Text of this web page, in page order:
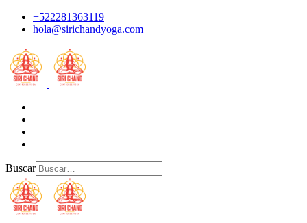
+522281363119
hola@sirichandyoga.com
Buscar